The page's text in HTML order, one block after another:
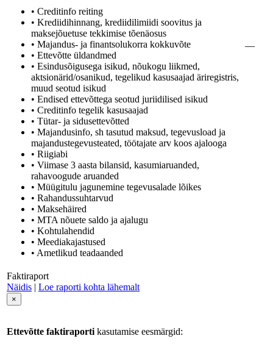
• Creditinfo reiting
• Krediidihinnang, krediidilimiidi soovitus ja
maksejõuetuse tekkimise tõenäosus
• Majandus- ja finantsolukorra kokkuvõte
• Ettevõtte üldandmed
• Esindusõigusega isikud, nõukogu liikmed,
aktsionärid/osanikud, tegelikud kasusaajad äriregistris,
muud seotud isikud
• Endised ettevõttega seotud juriidilised isikud
• Creditinfo tegelik kasusaajad
• Tütar- ja sidusettevõtted
• Majandusinfo, sh tasutud maksud, tegevusload ja
majandustegevusteated, töötajate arv koos ajalooga
• Riigiabi
• Viimase 3 aasta bilansid, kasumiaruanded,
rahavoogude aruanded
• Müügitulu jagunemine tegevusalade lõikes
• Rahandussuhtarvud
• Maksehäired
• MTA nõuete saldo ja ajalugu
• Kohtulahendid
• Meediakajastused
• Ametlikud teadaanded
—
Faktiraport
Näidis | Loe raporti kohta lähemalt
×
Ettevõtte faktiraporti kasutamise eesmärgid: